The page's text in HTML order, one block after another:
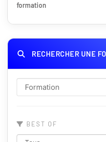
formation
RECHERCHER UNE
BEST OF